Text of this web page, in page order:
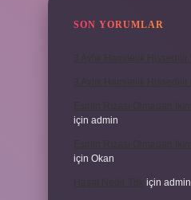
SON YORUMLAR
için admin
için Okan
için admin